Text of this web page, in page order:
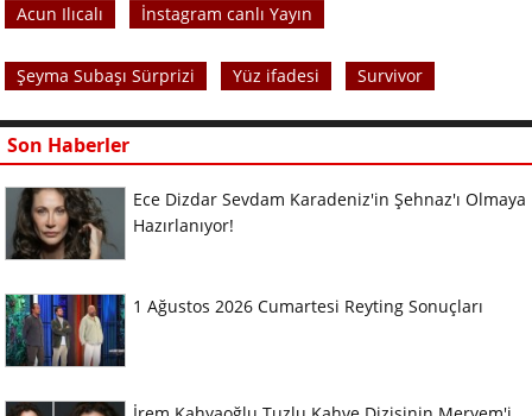
Acun Ilıcalı İnstagram canlı Yayın
Şeyma Subaşı Sürprizi Yüz ifadesi Survivor
Son Haberler
Ece Dizdar Sevdam Karadeniz'in Şehnaz'ı Olmaya
Hazırlanıyor!
1 Ağustos 2026 Cumartesi Reyting Sonuçları